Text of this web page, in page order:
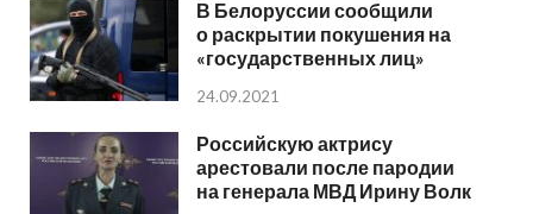
В Белоруссии сообщили
о раскрытии покушения на
«государственных лиц»
24.09.2021
Российскую актрису
арестовали после пародии
на генерала МВД Ирину Волк